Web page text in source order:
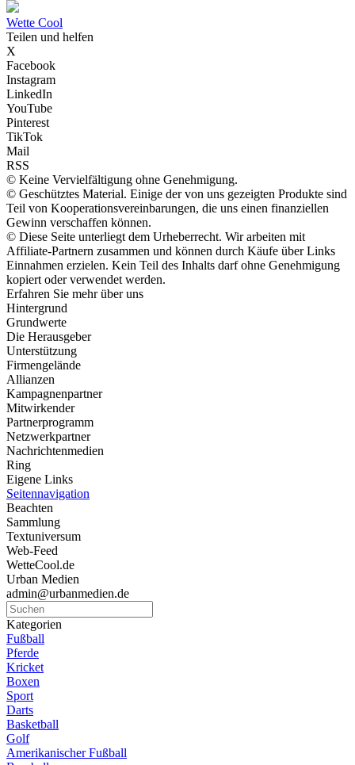
Wette Cool
Teilen und helfen
X
Facebook
Instagram
LinkedIn
YouTube
Pinterest
TikTok
Mail
RSS
© Keine Vervielfältigung ohne Genehmigung.
© Geschütztes Material. Einige der von uns gezeigten Produkte sind
Teil von Kooperationsvereinbarungen, die uns einen finanziellen
Gewinn verschaffen können.
© Diese Seite unterliegt dem Urheberrecht. Wir arbeiten mit
Affiliate-Partnern zusammen und können durch Käufe über Links
Einnahmen erzielen. Kein Teil des Inhalts darf ohne Genehmigung
kopiert oder verwendet werden.
Erfahren Sie mehr über uns
Hintergrund
Grundwerte
Die Herausgeber
Unterstützung
Firmengelände
Allianzen
Kampagnenpartner
Mitwirkender
Partnerprogramm
Netzwerkpartner
Nachrichtenmedien
Ring
Eigene Links
Seitennavigation
Beachten
Sammlung
Textuniversum
Web-Feed
WetteCool.de
Urban Medien
admin@urbanmedien.de
Kategorien
Fußball
Pferde
Kricket
Boxen
Sport
Darts
Basketball
Golf
Amerikanischer Fußball